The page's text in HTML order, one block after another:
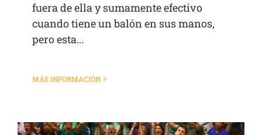
fuera de ella y sumamente efectivo
cuando tiene un balón en sus manos,
pero esta...
MÁS INFORMACIÓN